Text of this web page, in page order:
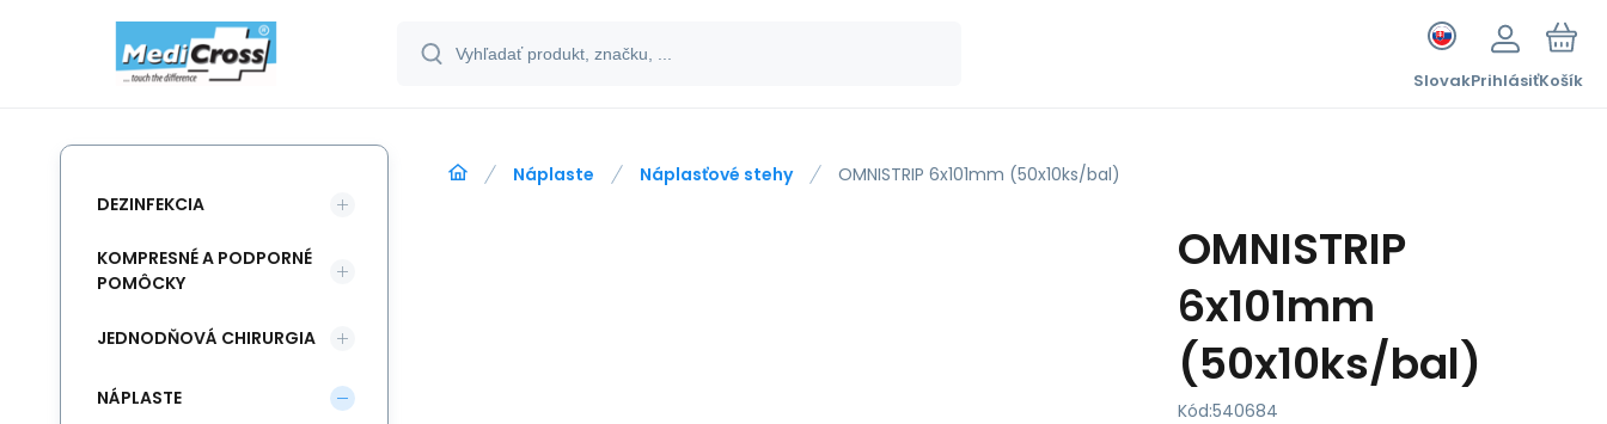
SlovakPrihlásiťKošík
Náplaste Náplasťové stehy OMNISTRIP 6x101mm (50x10ks/bal)
OMNISTRIP
6x101mm
(50x10ks/bal)
Kód:540684
DEZINFEKCIA
KOMPRESNÉ A PODPORNÉ
POMÔCKY
JEDNODŇOVÁ CHIRURGIA
NÁPLASTE